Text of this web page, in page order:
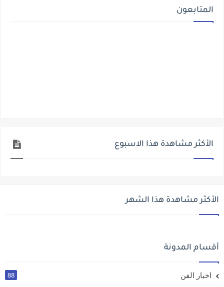
المتابعون
الأكثر مشاهدة هذا الاسبوع
الأكثر مشاهدة هذا الشهر
أقسام المدونة
اخبار الفن 88